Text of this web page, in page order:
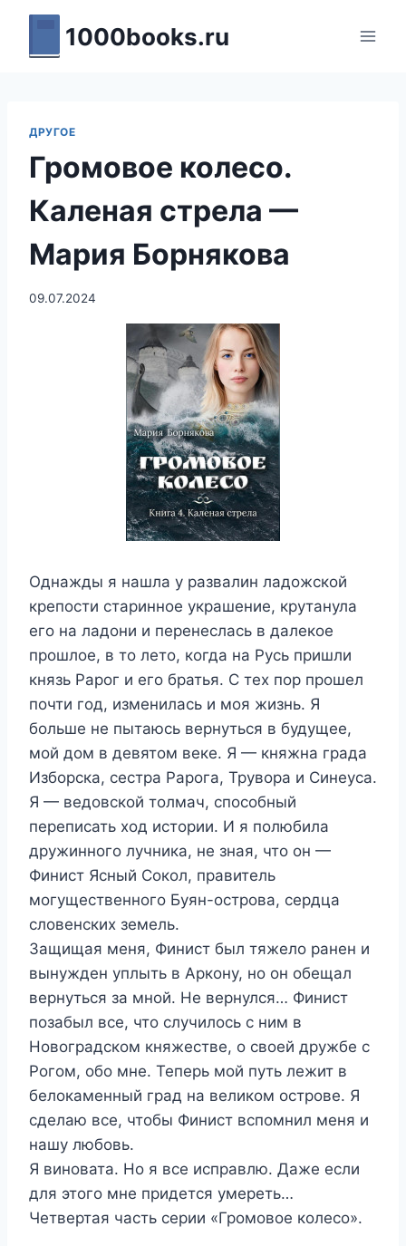
Перейти
содержимому
1000books.ru
ДРУГОЕ
Громовое колесо.
Каленая стрела —
Мария Борнякова
09.07.2024
Однажды я нашла у развалин ладожской
крепости старинное украшение, крутанула
его на ладони и перенеслась в далекое
прошлое, в то лето, когда на Русь пришли
князь Рарог и его братья. С тех пор прошел
почти год, изменилась и моя жизнь. Я
больше не пытаюсь вернуться в будущее,
мой дом в девятом веке. Я — княжна града
Изборска, сестра Рарога, Трувора и Синеуса.
Я — ведовской толмач, способный
переписать ход истории. И я полюбила
дружинного лучника, не зная, что он —
Финист Ясный Сокол, правитель
могущественного Буян-острова, сердца
словенских земель.
Защищая меня, Финист был тяжело ранен и
вынужден уплыть в Аркону, но он обещал
вернуться за мной. Не вернулся… Финист
позабыл все, что случилось с ним в
Новоградском княжестве, о своей дружбе с
Рогом, обо мне. Теперь мой путь лежит в
белокаменный град на великом острове. Я
сделаю все, чтобы Финист вспомнил меня и
нашу любовь.
Я виновата. Но я все исправлю. Даже если
для этого мне придется умереть…
Четвертая часть серии «Громовое колесо».